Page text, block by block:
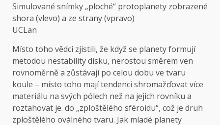
Simulované snímky „ploché“ protoplanety zobrazené
shora (vlevo) a ze strany (vpravo)
UCLan
Místo toho vědci zjistili, že když se planety formují
metodou nestability disku, nerostou směrem ven
rovnoměrně a zůstávají po celou dobu ve tvaru
koule – místo toho mají tendenci shromažďovat více
materiálu na svých pólech než na jejich rovníku a
roztahovat je. do „zploštělého sféroidu“, což je druh
zploštělého oválného tvaru. Jak mladé planety